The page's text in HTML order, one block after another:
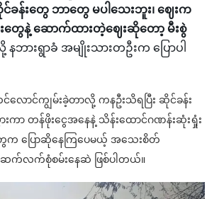
င်ခန်းတွေ ဘာတွေ မပါသေးဘူး၊ ဈေးက
ေနဲ့ ဆောက်ထားတဲ့ဈေးဆိုတော့ မီးစွဲ
နဘားရွာခံ အမျိုးသားတဦးက ပြောပါ
င်လောင်ကျွမ်းခဲ့တာလို့ ကနဦးသိရပြီး ဆိုင်ခန်း
းကာ တန်ဖိုးငွေအနေနဲ့ သိန်းထောင်ဂဏန်းဆုံးရှုံး
ပြောဆိုနေကြပေမယ့် အသေးစိတ်
က်လက်စုံစမ်းနေဆဲ ဖြစ်ပါတယ်။